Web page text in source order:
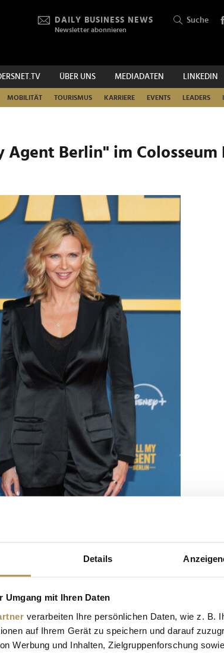
Details
Umgang mit Ihren Daten
verarbeiten Ihre persönlichen Daten, wie z. B.
auf Ihrem Gerät zu speichern und darauf
Werbung und Inhalten, Zielgruppenforschung
DAILY BUSINESS NEWS
Newsletter abonnieren
Suche
ÜBER UNS MEDIADATEN LINKEDIN
MOBILITÄT TOURISMUS KARRIERE EVENTS LEADERS
Agent Berlin" im
Advertisement